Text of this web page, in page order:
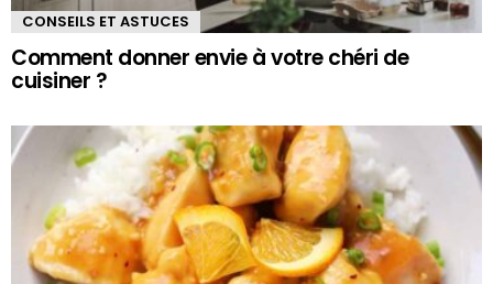
CONSEILS ET ASTUCES
Comment donner envie à votre chéri de
cuisiner ?